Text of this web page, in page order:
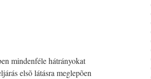
mindenféle hátrányokat
elsõ látásra meglepõen